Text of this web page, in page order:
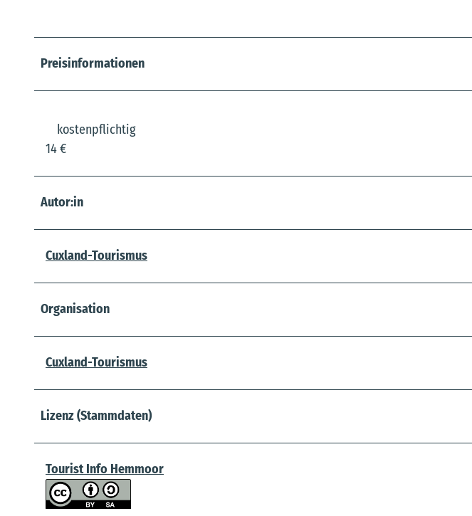
Preisinformationen
kostenpflichtig
14 €
Autor:in
Cuxland-Tourismus
Organisation
Cuxland-Tourismus
Lizenz (Stammdaten)
Tourist Info Hemmoor